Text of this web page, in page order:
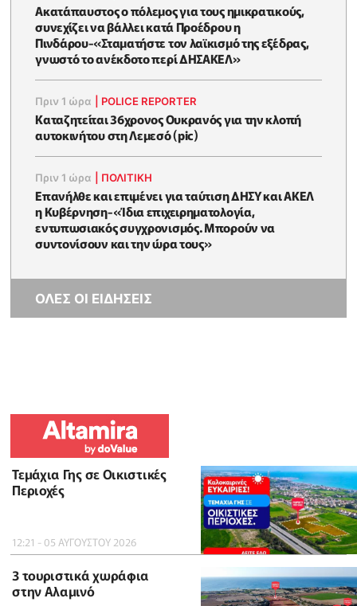
Ακατάπαυστος ο πόλεμος για τους ημικρατικούς,
συνεχίζει να βάλλει κατά Προέδρου η
Πινδάρου-«Σταματήστε τον λαϊκισμό της εξέδρας,
γνωστό το ανέκδοτο περί ΔΗΣΑΚΕΛ»
Πριν 1 ώρα POLICE REPORTER
Καταζητείται 36χρονος Ουκρανός για την κλοπή
αυτοκινήτου στη Λεμεσό (pic)
Πριν 1 ώρα ΠΟΛΙΤΙΚΗ
Επανήλθε και επιμένει για ταύτιση ΔΗΣΥ και ΑΚΕΛ
η Κυβέρνηση-«Ίδια επιχειρηματολογία,
εντυπωσιακός συγχρονισμός. Μπορούν να
συντονίσουν και την ώρα τους»
ΟΛΕΣ ΟΙ ΕΙΔΗΣΕΙΣ
Τεμάχια Γης σε Οικιστικές
Περιοχές
12:21 - 05 ΑΥΓΟΥΣΤΟΥ 2026
3 τουριστικά χωράφια
στην Αλαμινό